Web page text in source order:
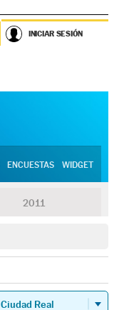
INICIAR SESIÓN
ENCUESTAS WIDGET
2011